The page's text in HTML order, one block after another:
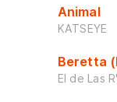
Animal
KATSEYE
Beretta
El de Las